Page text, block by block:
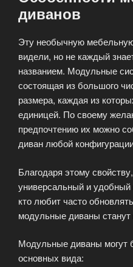
диванов
Эту необычную
видели, но не каждый
названием. Модульные
состоящая из большого
размера, каждая из
единицей. По своему
предпочтению их можно
диван любой
Благодаря этому
универсальный и удобный
кто любит часто
модульные диваны
Модульные диваны могут
основных вида: